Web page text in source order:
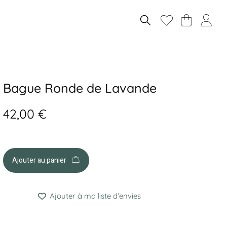
Bague Ronde de Lavande
42,00 €
Ajouter au panier
Ajouter à ma liste d'envies